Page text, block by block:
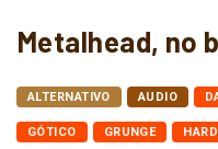
Metalhead, no
ALTERNATIVO AUDIO
GÓTICO GRUNGE